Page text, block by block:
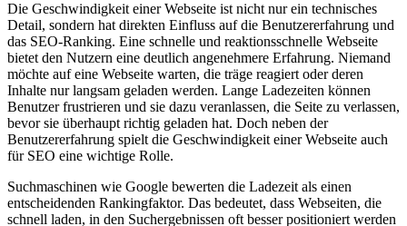
Die Geschwindigkeit einer Webseite ist nicht nur ein technisches
Detail, sondern hat direkten Einfluss auf die Benutzererfahrung und
das SEO-Ranking. Eine schnelle und reaktionsschnelle Webseite
bietet den Nutzern eine deutlich angenehmere Erfahrung. Niemand
möchte auf eine Webseite warten, die träge reagiert oder deren
Inhalte nur langsam geladen werden. Lange Ladezeiten können
Benutzer frustrieren und sie dazu veranlassen, die Seite zu verlassen,
bevor sie überhaupt richtig geladen hat. Doch neben der
Benutzererfahrung spielt die Geschwindigkeit einer Webseite auch
für SEO eine wichtige Rolle.
Suchmaschinen wie Google bewerten die Ladezeit als einen
entscheidenden Rankingfaktor. Das bedeutet, dass Webseiten, die
schnell laden, in den Suchergebnissen oft besser positioniert werden